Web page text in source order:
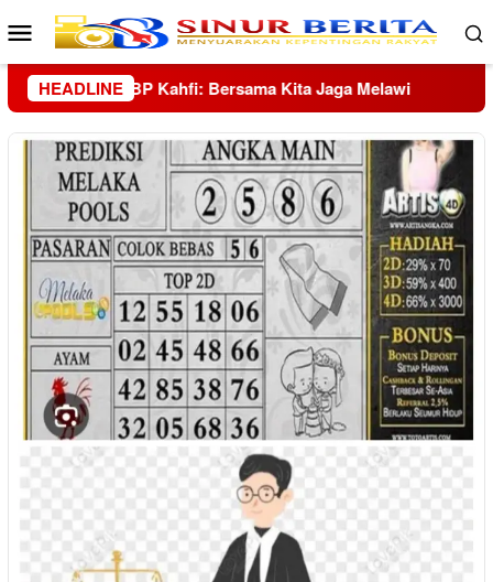
Loncat
ke
konten
Menu
Mobile
HEADLINE
Tangis Korban Banjir Hutanabolon: Masih Adakah